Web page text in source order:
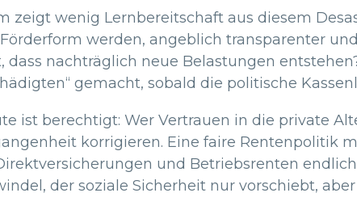
zeigt wenig Lernbereitschaft aus diesem
werden, angeblich transparenter
dass nachträglich neue Belastungen
gemacht, sobald die politische
ist berechtigt: Wer Vertrauen in die private
korrigieren. Eine faire Rentenpolitik
und Betriebsrenten
der soziale Sicherheit nur vorschiebt,